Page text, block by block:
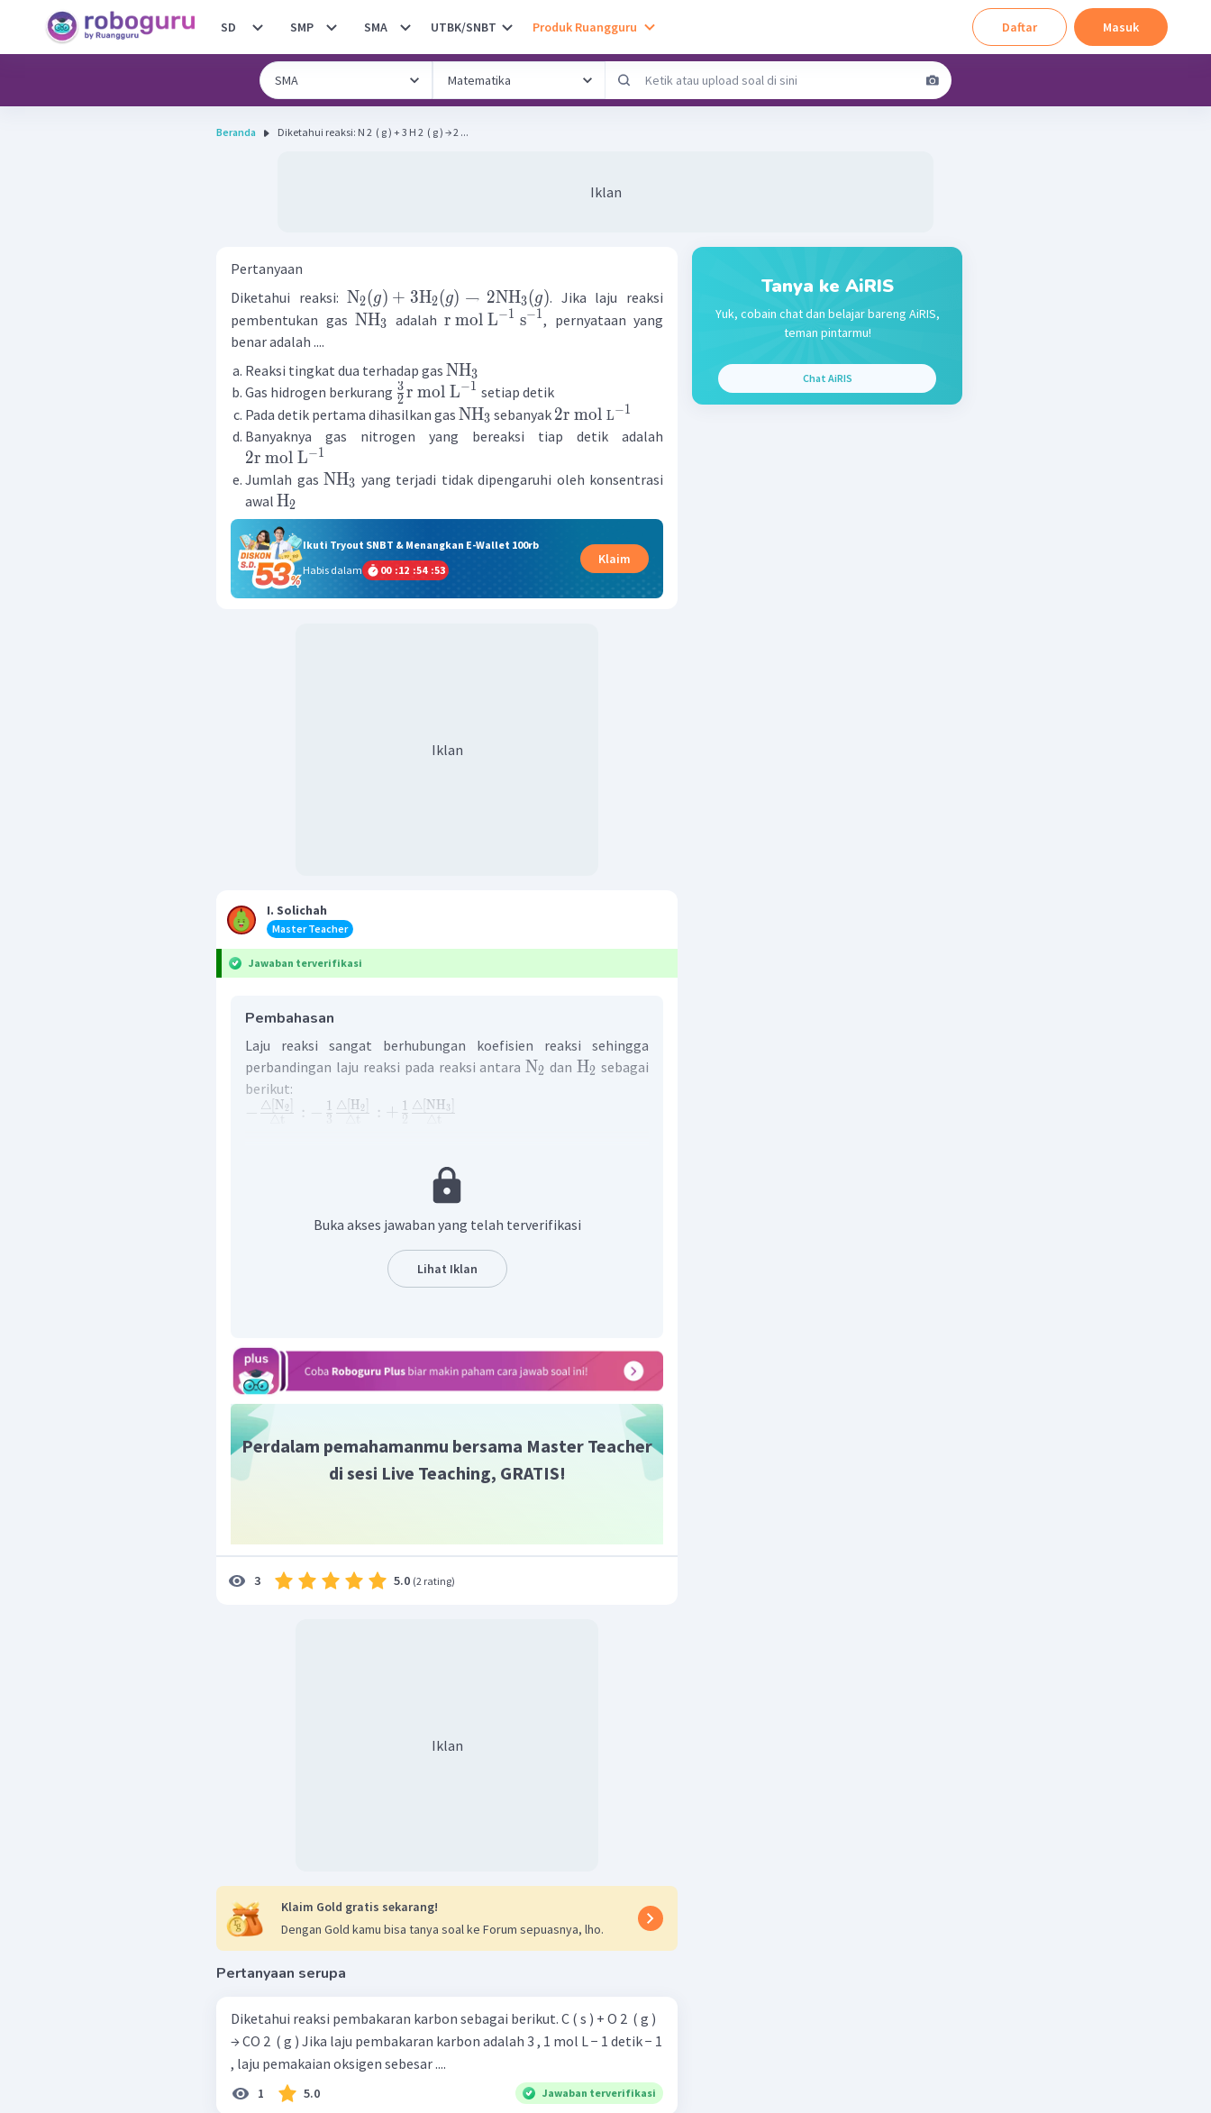
SD SMP SMA UTBK/SNBT Produk Ruangguru Daftar Masuk
Beranda Diketahui reaksi: N 2 ​ ( g ) + 3 H 2 ​ ( g ) → 2 ...
Iklan
Pertanyaan
Diketahui reaksi:N2(g) + 3H2(g) → 2NH3(g). Jika laju reaksi
pembentukan gas NH3 adalah r mol L−1 s−1, pernyataan yang
benar adalah ....
Reaksi tingkat dua terhadap gas NH3
Gas hidrogen berkurang 2
3r mol L−1 setiap detik
Pada detik pertama dihasilkan gas NH3 sebanyak 2r mol L−1
Banyaknya gas nitrogen yang bereaksi tiap detik adalah
2r mol L−1
Jumlah gas NH3 yang terjadi tidak dipengaruhi oleh konsentrasi
awal H2
Ikuti Tryout SNBT & Menangkan E-Wallet 100rb
Habis dalam
00 :12 :54 :53
Klaim
Iklan
I. Solichah
Master Teacher
Jawaban terverifikasi
Pembahasan
Laju reaksi sangat berhubungan koefisien reaksi sehingga
perbandingan laju reaksi pada reaksi antaraN2 danH2 sebagai
berikut:
△ N 2 : 3
1 △ H2 : + 2
1 △ NH3
setiap detik.
Jadi, jawaban yang benar adalah B.
Buka akses jawaban yang telah terverifikasi
Lihat Iklan
Perdalam pemahamanmu bersama Master Teacher
di sesi Live Teaching, GRATIS!
3 5.0 (2 rating)
Iklan
Klaim Gold gratis sekarang!
Dengan Gold kamu bisa tanya soal ke Forum sepuasnya, lho.
Pertanyaan serupa
Diketahui reaksi pembakaran karbon sebagai berikut. C ( s ) + O 2 ​ ( g )
→ CO 2 ​ ( g ) Jika laju pembakaran karbon adalah 3 , 1 mol L − 1 detik − 1
, laju pemakaian oksigen sebesar ....
1 5.0 Jawaban terverifikasi
Tanya ke AiRIS
Yuk, cobain chat dan belajar bareng AiRIS,
teman pintarmu!
Chat AiRIS